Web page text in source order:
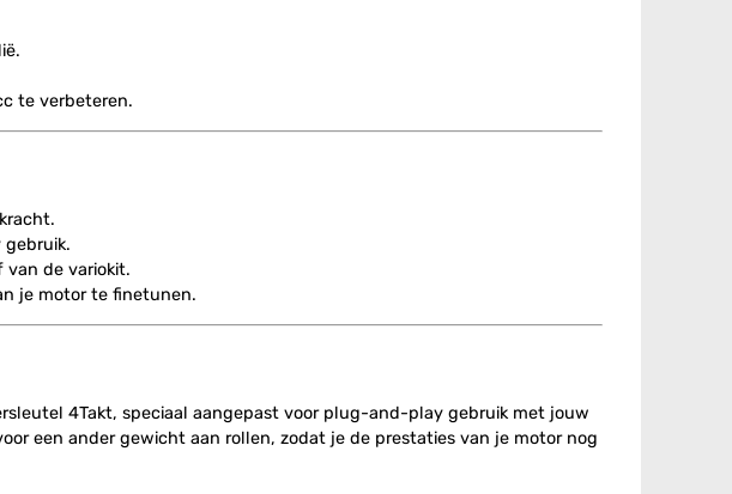
te verbeteren.
van de variokit.
je motor te finetunen.
4Takt, speciaal aangepast voor plug-and-play gebruik met jouw
een ander gewicht aan rollen, zodat je de prestaties van je motor nog